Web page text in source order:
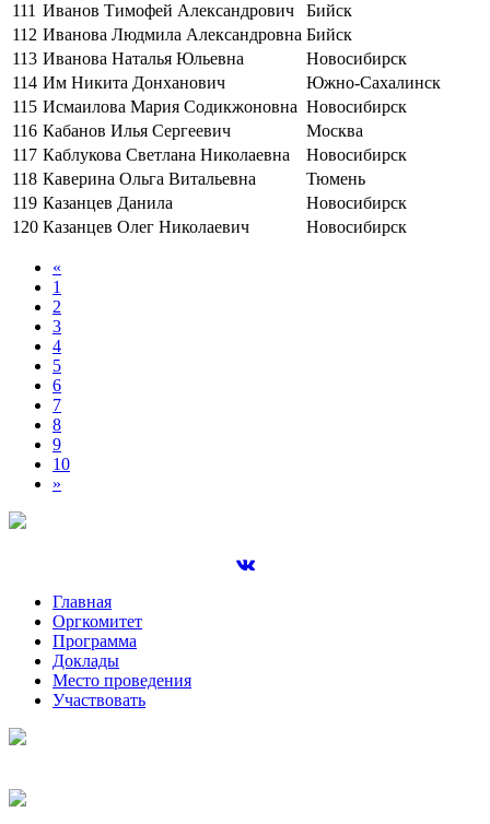
111 Иванов Тимофей Александрович
Бийск
112 Иванова Людмила Александровна Бийск
113 Иванова Наталья Юльевна
Новосибирск
114 Им Никита Донханович
Южно-Сахалинск
115 Исмаилова Мария Содикжоновна Новосибирск
116 Кабанов Илья Сергеевич
Москва
117 Каблукова Светлана Николаевна
Новосибирск
118 Каверина Ольга Витальевна
Тюмень
119 Казанцев Данила
Новосибирск
120 Казанцев Олег Николаевич Новосибирск
«
1
2
3
4
5
6
7
8
9
10
»
Главная
Оргкомитет
Программа
Доклады
Место проведения
Участвовать